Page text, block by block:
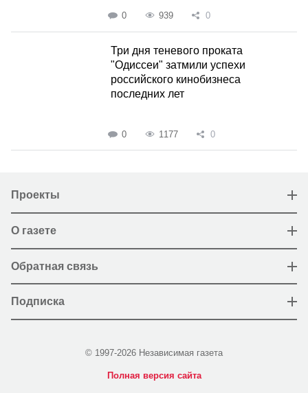
0 939 0
Три дня теневого проката
"Одиссеи" затмили успехи
российского кинобизнеса
последних лет
0 1177 0
Проекты
О газете
Обратная связь
Подписка
© 1997-2026 Независимая газета
Полная версия сайта